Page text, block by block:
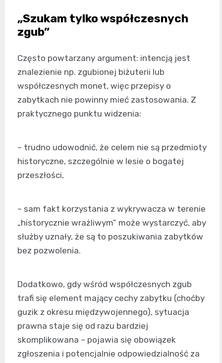
„Szukam tylko współczesnych
zgub”
Często powtarzany argument: intencją jest
znalezienie np. zgubionej biżuterii lub
współczesnych monet, więc przepisy o
zabytkach nie powinny mieć zastosowania. Z
praktycznego punktu widzenia:
– trudno udowodnić, że celem nie są przedmioty
historyczne, szczególnie w lesie o bogatej
przeszłości,
– sam fakt korzystania z wykrywacza w terenie
„historycznie wrażliwym” może wystarczyć, aby
służby uznały, że są to poszukiwania zabytków
bez pozwolenia.
Dodatkowo, gdy wśród współczesnych zgub
trafi się element mający cechy zabytku (choćby
guzik z okresu międzywojennego), sytuacja
prawna staje się od razu bardziej
skomplikowana – pojawia się obowiązek
zgłoszenia i potencjalnie odpowiedzialność za